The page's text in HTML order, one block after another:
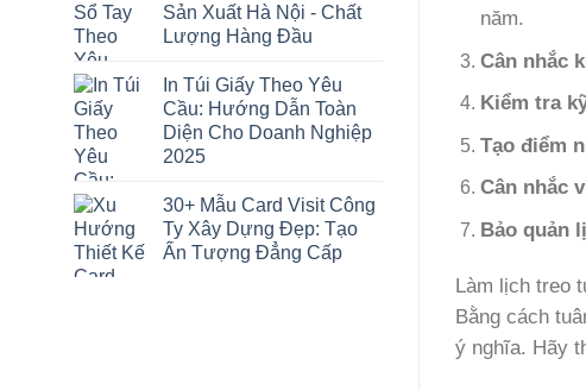
Sản Xuất Hà Nội - Chất
Lượng Hàng Đầu
In Túi Giấy Theo Yêu
Cầu: Hướng Dẫn Toàn
Diện Cho Doanh Nghiệp
2025
30+ Mẫu Card Visit Công
Ty Xây Dựng Đẹp: Tạo
Ấn Tượng Đẳng Cấp
năm.
Cân nhắc
Kiểm tra
Tạo điểm
Cân nhắc
Bảo quản
Làm lịch treo
Bằng cách
ý nghĩa. Hãy